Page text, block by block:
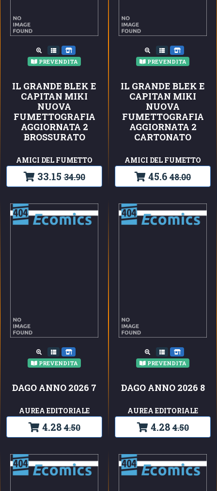
PREVENDITA
IL GRANDE BLEK E
CAPITAN MIKI
NUOVA
FUMETTOGRAFIA
AGGIORNATA 2
BROSSURATO
AMICI DEL FUMETTO
33.15 34.90
PREVENDITA
IL GRANDE BLEK E
CAPITAN MIKI
NUOVA
FUMETTOGRAFIA
AGGIORNATA 2
CARTONATO
AMICI DEL FUMETTO
45.6 48.00
PREVENDITA
DAGO ANNO 2026 7
AUREA EDITORIALE
4.28 4.50
PREVENDITA
DAGO ANNO 2026 8
AUREA EDITORIALE
4.28 4.50